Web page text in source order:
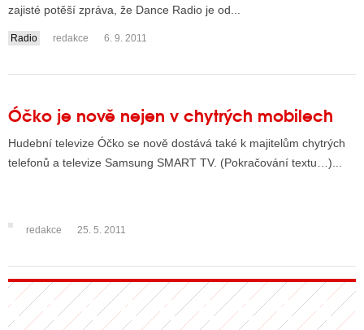
TELEVIZE
TELEVIZÍ
INTERNET
STRÁNKY TV
TISK
zajisté potěší zpráva, že Dance Radio je od...
Radio redakce 6. 9. 2011
Óčko je nově nejen v chytrých mobilech
Hudební televize Óčko se nově dostává také k majitelům chytrých
telefonů a televize Samsung SMART TV. (Pokračování textu…)...
redakce 25. 5. 2011